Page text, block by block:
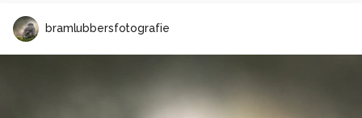
bramlubbersfotografie